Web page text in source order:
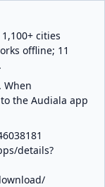
cities
offline; 11
When
the Audiala app
details?